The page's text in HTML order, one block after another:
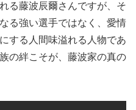
る藤波辰爾さんですが、そ
る強い選手ではなく、愛情
する人間味溢れる人物であ
の絆こそが、藤波家の真の